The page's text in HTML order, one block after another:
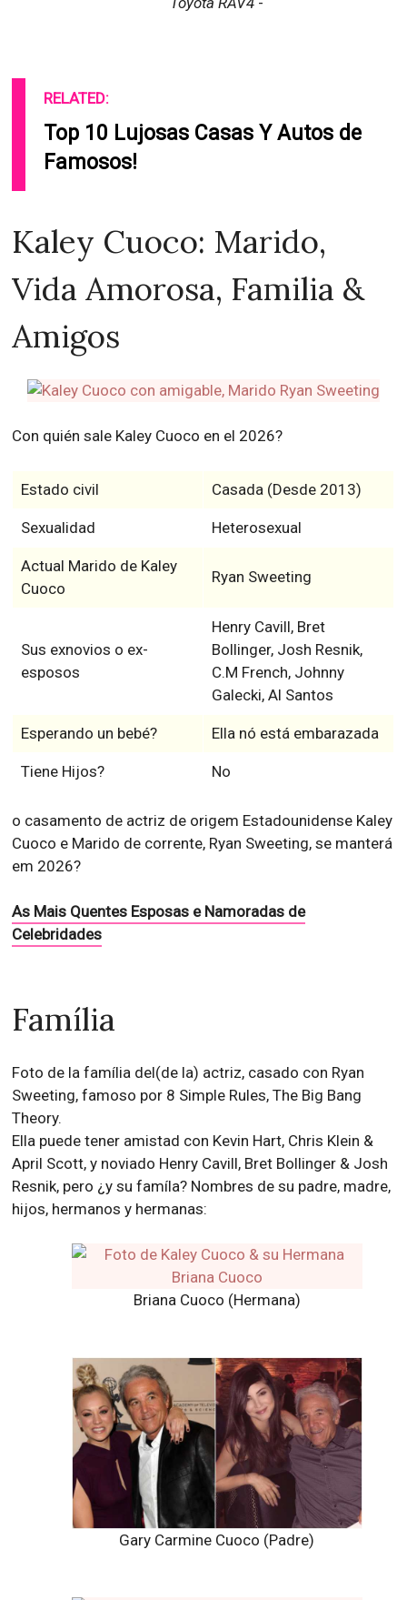
RELATED:
Top 10 Lujosas Casas Y Autos de
Famosos!
Kaley Cuoco: Marido,
Vida Amorosa, Familia &
Amigos
Con quién sale Kaley Cuoco en el 2026?
Estado civil Casada (Desde 2013)
Sexualidad Heterosexual
Actual Marido de Kaley
Cuoco
Ryan Sweeting
Sus exnovios o ex-
esposos
Henry Cavill, Bret
Bollinger, Josh Resnik,
C.M French, Johnny
Galecki, Al Santos
Esperando un bebé? Ella nó está embarazada
Tiene Hijos? No
o casamento de actriz de origem Estadounidense Kaley
Cuoco e Marido de corrente, Ryan Sweeting, se manterá
em 2026?
As Mais Quentes Esposas e Namoradas de
Celebridades
Família
Foto de la família del(de la) actriz, casado con Ryan
Sweeting, famoso por 8 Simple Rules, The Big Bang
Theory.
Ella puede tener amistad con Kevin Hart, Chris Klein &
April Scott, y noviado Henry Cavill, Bret Bollinger & Josh
Resnik, pero ¿y su famíla? Nombres de su padre, madre,
hijos, hermanos y hermanas:
Briana Cuoco (Hermana)
Gary Carmine Cuoco (Padre)